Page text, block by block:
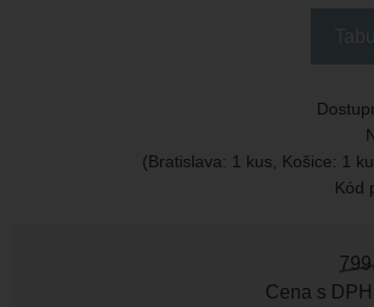
(Bratislava: 1 kus, Košice: 1
Kód
Cena s